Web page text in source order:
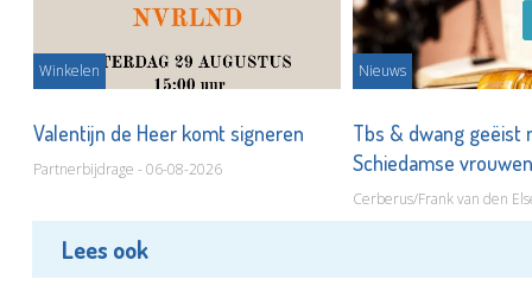
Winkelen
Valentijn de Heer komt signeren
Partnerbijdrage - 06-08-2026
Nieuws
Tbs & dwang geëist
Schiedamse
Cerberus/Frank van den
Lees ook